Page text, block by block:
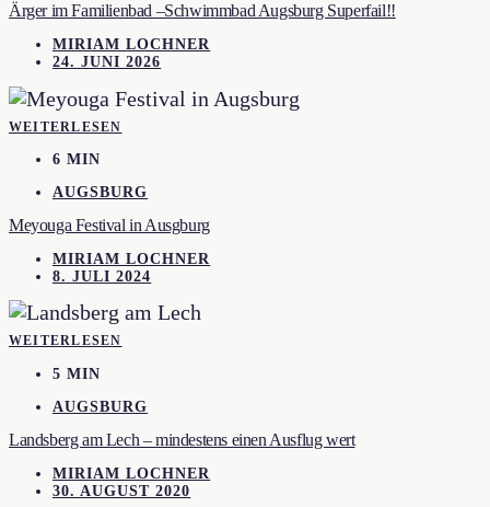
Ärger im Familienbad –Schwimmbad Augsburg Superfail!!
MIRIAM LOCHNER
24. JUNI 2026
WEITERLESEN
6 MIN
AUGSBURG
Meyouga Festival in Ausgburg
MIRIAM LOCHNER
8. JULI 2024
WEITERLESEN
5 MIN
AUGSBURG
Landsberg am Lech – mindestens einen Ausflug wert
MIRIAM LOCHNER
30. AUGUST 2020